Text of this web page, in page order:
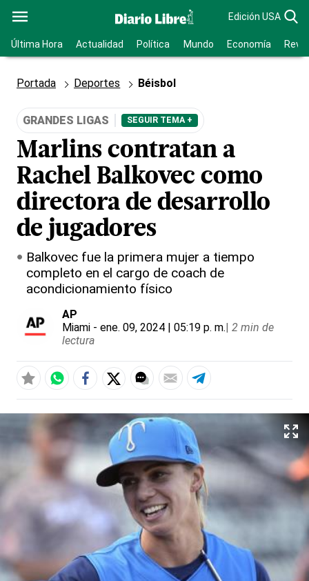
Edición USA
Última Hora Actualidad Política Mundo Economía
Portada Deportes Béisbol
GRANDES LIGAS SEGUIR TEMA +
Marlins contratan a
Rachel Balkovec como
directora de desarrollo
de jugadores
Balkovec fue la primera mujer a tiempo
completo en el cargo de coach de
acondicionamiento físico
AP
Miami - ene. 09, 2024 | 05:19 p. m.| 2 min de
lectura